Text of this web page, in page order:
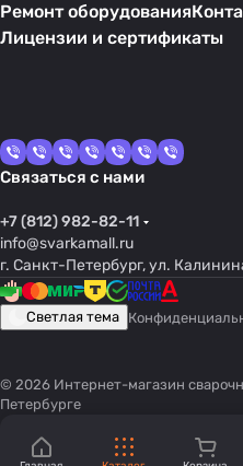
Ремонт оборудования
Лицензии и сертификаты
Связаться с нами
+7 (812) 982-82-11
info@svarkamall.ru
г. Санкт-Петербург, ул.
Светлая тема
© 2026 Интернет-магазин
Петербурге